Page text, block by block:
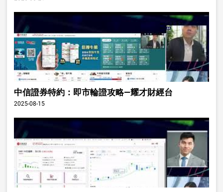
中信證券特約：即市輪證攻略—耀才財經台
2025-08-15